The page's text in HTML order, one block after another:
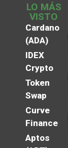
LO MÁS
VISTO
Cardano
(ADA)
IDEX
Crypto
Token
Swap
Curve
Finance
Aptos